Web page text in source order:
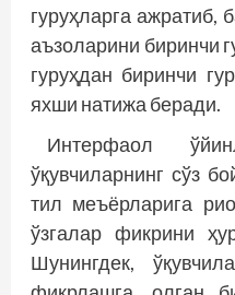
гуруҳларга ажратиб,
аъзоларини биринчи
гуруҳдан биринчи
яхши натижа беради.
Интерфаол
ўқувчиларнинг сўз
тил меъёрларига
ўзгалар фикрини
Шунингдек,